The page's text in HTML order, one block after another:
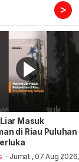
>
Masuk
di Riau Puluhan
- Jumat , 07 Aug 2026,